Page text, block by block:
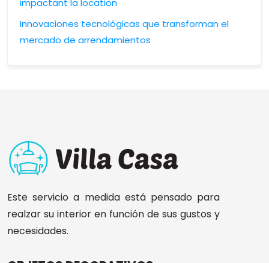
impactant la location
Innovaciones tecnológicas que transforman el
mercado de arrendamientos
Este servicio a medida está pensado para
realzar su interior en función de sus gustos y
necesidades.